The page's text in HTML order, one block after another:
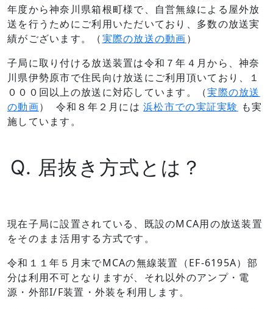
年度から神奈川県箱根町様で、自営無線による屋外放
送を行うためにご利用いただいており、多数の放送実
績がございます。（ 実際の放送の動画 ）
子局に取り付ける放送装置は令和７年４月から、神奈
川県伊勢原市で住民向け放送にご利用頂いており、１
０００回以上の放送に対応しています。（実際の放送
の動画） 令和８年２月には浜松市での実証実験 も実
施しています。
Q. 居抜き方式とは？
現在子局に設置されている、既設のMCA用の放送装置
をそのまま活用する方式です。
令和１１年５月末でMCAの無線装置（EF-6195A）部
分は利用不可となりますが、それ以外のアンプ・電
源・外部I/F装置・外装を利用します。